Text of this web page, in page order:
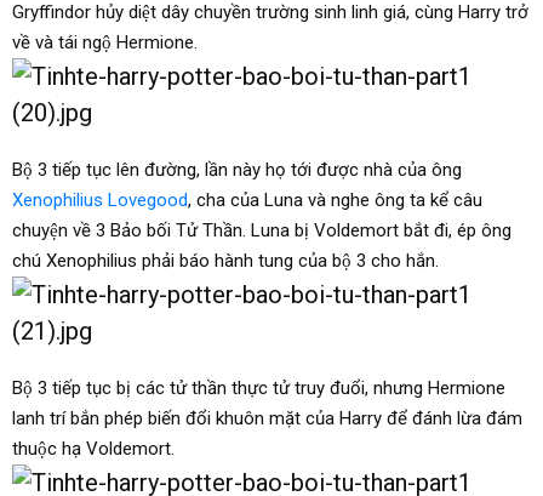
Gryffindor hủy diệt dây chuyền trường sinh linh giá, cùng Harry trở
về và tái ngộ Hermione.
Bộ 3 tiếp tục lên đường, lần này họ tới được nhà của ông
Xenophilius Lovegood, cha của Luna và nghe ông ta kể câu
chuyện về 3 Bảo bối Tử Thần. Luna bị Voldemort bắt đi, ép ông
chú Xenophilius phải báo hành tung của bộ 3 cho hắn.
Bộ 3 tiếp tục bị các tử thần thực tử truy đuổi, nhưng Hermione
lanh trí bắn phép biến đổi khuôn mặt của Harry để đánh lừa đám
thuộc hạ Voldemort.